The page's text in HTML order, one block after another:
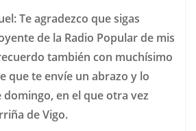
Te agradezco que sigas
de la Radio Popular de mis
también con muchísimo
que te envíe un abrazo y lo
domingo, en el que otra vez
de Vigo.